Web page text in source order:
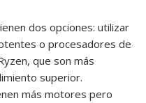
dos opciones: utilizar
o procesadores de
que son más
superior.
más motores pero